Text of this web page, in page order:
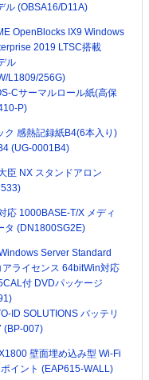
ル (OBSA16/D11A)
OpenBlocks IX9 Windows
2019 LTSC搭載
ル
L1809/256G)
Cサーマルロール紙(高保
P)
ク 感熱記録紙B4(6本入り)
(UG-0001B4)
臣 NX スタンドアロン
応 1000BASE-T/X メディ
タ (DN1800SG2E)
Server Standard
ライセンス 64bitWin対応
付 DVDパッケージ
ID SOLUTIONS バッテリ
(BP-007)
壁面埋め込み型 Wi-Fi
イント (EAP615-WALL)